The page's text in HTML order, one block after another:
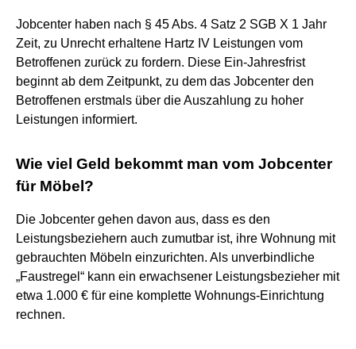
Jobcenter haben nach § 45 Abs. 4 Satz 2 SGB X 1 Jahr
Zeit, zu Unrecht erhaltene Hartz IV Leistungen vom
Betroffenen zurück zu fordern. Diese Ein-Jahresfrist
beginnt ab dem Zeitpunkt, zu dem das Jobcenter den
Betroffenen erstmals über die Auszahlung zu hoher
Leistungen informiert.
Wie viel Geld bekommt man vom Jobcenter
für Möbel?
Die Jobcenter gehen davon aus, dass es den
Leistungsbeziehern auch zumutbar ist, ihre Wohnung mit
gebrauchten Möbeln einzurichten. Als unverbindliche
„Faustregel“ kann ein erwachsener Leistungsbezieher mit
etwa 1.000 € für eine komplette Wohnungs-Einrichtung
rechnen.